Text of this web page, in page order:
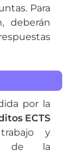
Para
deberán
por la
ECTS
y
de la